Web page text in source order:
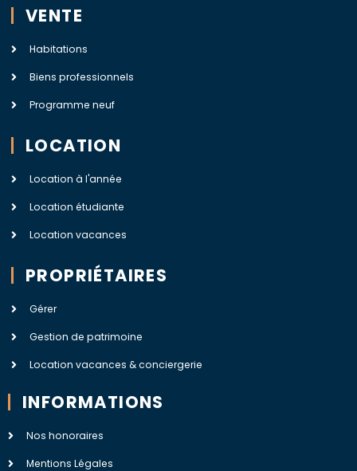
VENTE
Habitations
Biens professionnels
Programme neuf
LOCATION
Location à l'année
Location étudiante
Location vacances
PROPRIÉTAIRES
Gérer
Gestion de patrimoine
Location vacances & conciergerie
INFORMATIONS
Nos honoraires
Mentions Légales